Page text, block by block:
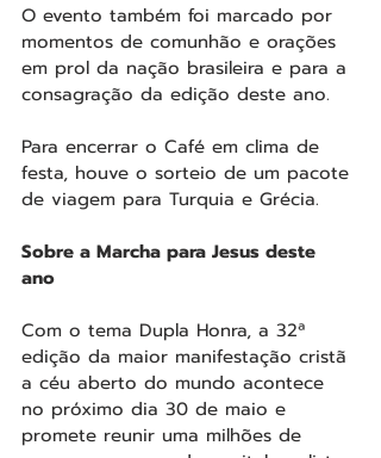
O evento também foi marcado por
momentos de comunhão e orações
em prol da nação brasileira e para a
consagração da edição deste ano.
Para encerrar o Café em clima de
festa, houve o sorteio de um pacote
de viagem para Turquia e Grécia.
Sobre a Marcha para Jesus deste
ano
Com o tema Dupla Honra, a 32ª
edição da maior manifestação cristã
a céu aberto do mundo acontece
no próximo dia 30 de maio e
promete reunir uma milhões de